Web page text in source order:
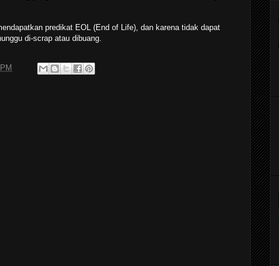
predikat EOL (End of Life), dan karena tidak dapat
di-scrap atau dibuang.